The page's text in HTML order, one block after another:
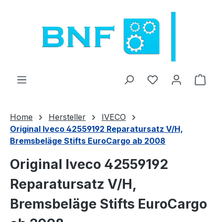
Du hast 0
Home Hersteller
IVECO
Original Iveco 42559192 Reparatursatz V/H,
Bremsbeläge Stifts EuroCargo ab 2008
Original Iveco 42559192
Reparatursatz V/H,
Bremsbeläge Stifts EuroCargo